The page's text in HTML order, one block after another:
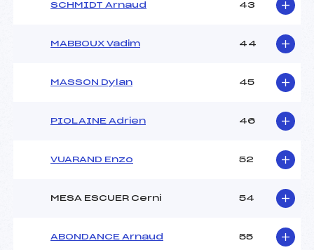
SCHMIDT Arnaud 43
MABBOUX Vadim 44
MASSON Dylan 45
PIOLAINE Adrien 46
VUARAND Enzo 52
MESA ESCUER Cerni 54
ABONDANCE Arnaud 55